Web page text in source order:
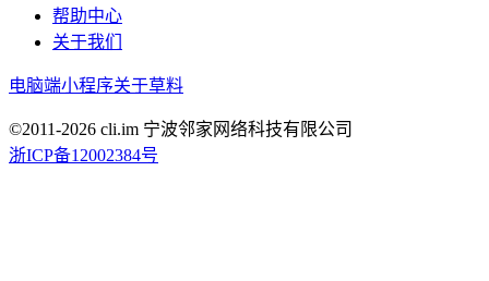
帮助中心
关于我们
电脑端小程序关于草料
©2011-2026 cli.im 宁波邻家网络科技有限公司
浙ICP备12002384号